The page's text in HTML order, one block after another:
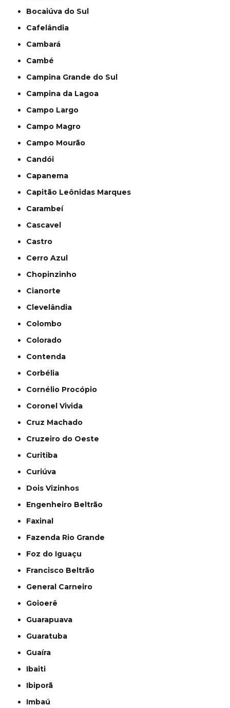
Bocaiúva do Sul
Cafelândia
Cambará
Cambé
Campina Grande do Sul
Campina da Lagoa
Campo Largo
Campo Magro
Campo Mourão
Candói
Capanema
Capitão Leônidas Marques
Carambeí
Cascavel
Castro
Cerro Azul
Chopinzinho
Cianorte
Clevelândia
Colombo
Colorado
Contenda
Corbélia
Cornélio Procópio
Coronel Vivida
Cruz Machado
Cruzeiro do Oeste
Curitiba
Curiúva
Dois Vizinhos
Engenheiro Beltrão
Faxinal
Fazenda Rio Grande
Foz do Iguaçu
Francisco Beltrão
General Carneiro
Goioerê
Guarapuava
Guaratuba
Guaíra
Ibaiti
Ibiporã
Imbaú